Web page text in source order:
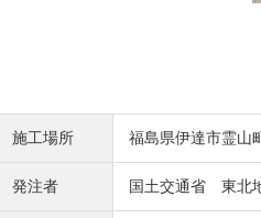
施工場所 福島県伊達市霊山
発注者 国土交通省 東北